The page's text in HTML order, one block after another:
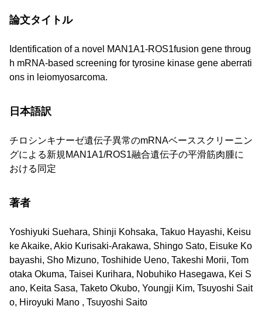
論文タイトル
Identification of a novel MAN1A1-ROS1fusion gene throug
h mRNA-based screening for tyrosine kinase gene aberrati
ons in leiomyosarcoma.
日本語訳
チロシンキナーゼ遺伝子異常のmRNAベーススクリーニン
グによる新規MAN1A1/ROS1融合遺伝子の平滑筋肉腫に
おける同定
著者
Yoshiyuki Suehara, Shinji Kohsaka, Takuo Hayashi, Keisu
ke Akaike, Akio Kurisaki-Arakawa, Shingo Sato, Eisuke Ko
bayashi, Sho Mizuno, Toshihide Ueno, Takeshi Morii, Tom
otaka Okuma, Taisei Kurihara, Nobuhiko Hasegawa, Kei S
ano, Keita Sasa, Taketo Okubo, Youngji Kim, Tsuyoshi Sait
o, Hiroyuki Mano , Tsuyoshi Saito